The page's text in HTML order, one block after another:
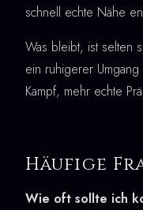
schnell echte Nähe
Was bleibt, ist selten
ein ruhigerer
Kampf, mehr echte
Häufige
Wie oft sollte ich